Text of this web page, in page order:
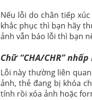
Nếu lỗi do chân tiếp
khắc phục thì bạn hãy
ảnh vẫn báo lỗi thì bạn
Chữ “CHA/CHR”
Lỗi này thường liên
ảnh, thẻ đang bị khóa
tính rồi xóa ảnh hoặc